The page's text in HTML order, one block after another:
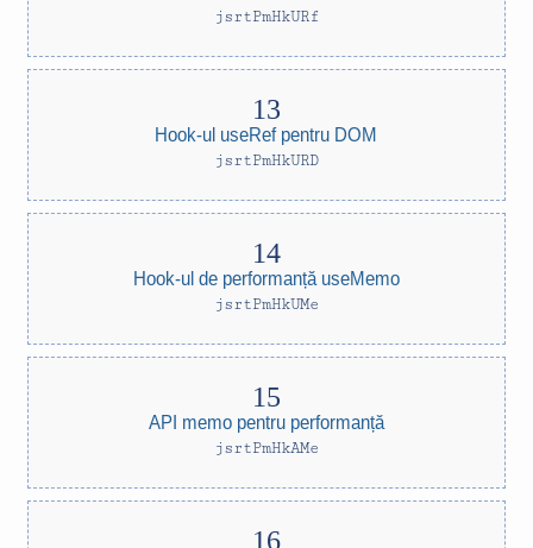
jsrtPmHkURf
Hook-ul useRef pentru DOM
jsrtPmHkURD
Hook-ul de performanță useMemo
jsrtPmHkUMe
API memo pentru performanță
jsrtPmHkAMe